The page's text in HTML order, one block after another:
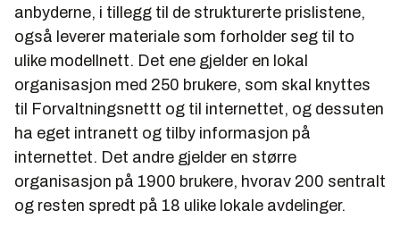
anbyderne, i tillegg til de strukturerte prislistene,
også leverer materiale som forholder seg til to
ulike modellnett. Det ene gjelder en lokal
organisasjon med 250 brukere, som skal knyttes
til Forvaltningsnettt og til internettet, og dessuten
ha eget intranett og tilby informasjon på
internettet. Det andre gjelder en større
organisasjon på 1900 brukere, hvorav 200 sentralt
og resten spredt på 18 ulike lokale avdelinger.